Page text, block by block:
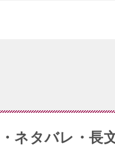
ネタバレ・長